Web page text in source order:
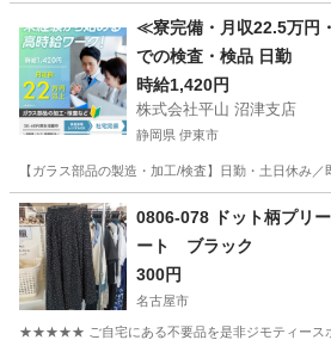
シャツ 現地
≪寮完備・月収22.5万円
での検査・検品 日勤
時給1,420円
株式会社平山 沼津支店
静岡県 伊東市
【ガラス部品の製造・加工/検査】日勤・土日休み
静岡 伊東市
0806-078 ドット柄プリ
ート ブラック
300円
名古屋市
★★★★★ ご自宅にある不要品を是非ジモティースポ